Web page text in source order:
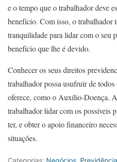
e o tempo que o trabalhador deve
benefício. Com isso, o trabalhador
tranquilidade para lidar com o seu
benefício que lhe é devido.
Conhecer os seus direitos
trabalhador possa usufruir de
oferece, como o Auxílio-Doença.
trabalhador lidar com os possíveis
ter, e obter o apoio financeiro
situações.
Categorias: Negócios